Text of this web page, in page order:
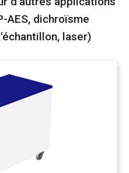
AES, dichroïsme
laser)